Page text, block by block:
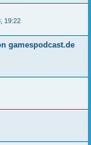
19:22
gamespodcast.de